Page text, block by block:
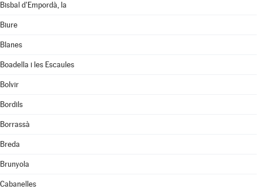
Bisbal d'Empordà, la
Biure
Blanes
Boadella i les Escaules
Bolvir
Bordils
Borrassà
Breda
Brunyola
Cabanelles